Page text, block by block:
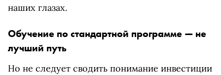
наших глазах.
Обучение по стандартной программе — не
лучший путь
Но не следует сводить понимание инвестиции